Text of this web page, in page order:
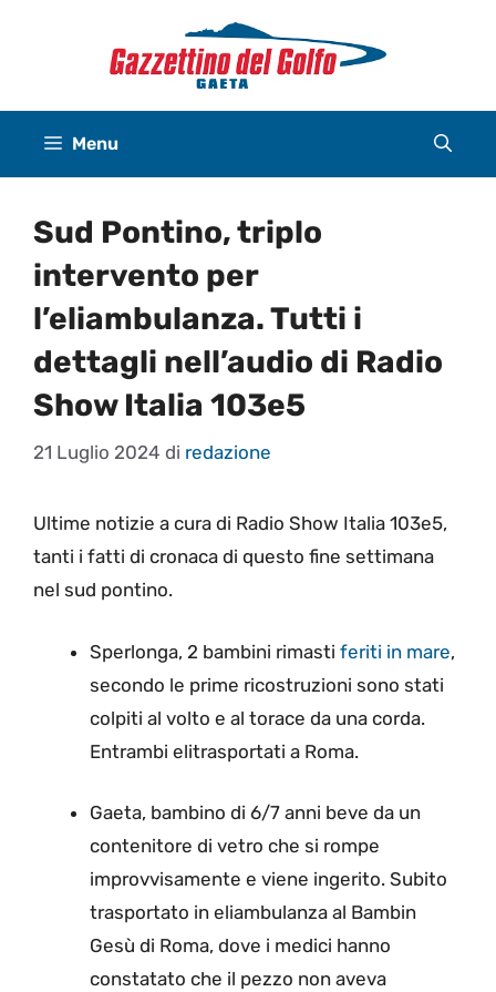
Menu
Sud Pontino, triplo
intervento per
l’eliambulanza. Tutti i
dettagli nell’audio di Radio
Show Italia 103e5
21 Luglio 2024 di redazione
Ultime notizie a cura di Radio Show Italia 103e5,
tanti i fatti di cronaca di questo fine settimana
nel sud pontino.
Sperlonga, 2 bambini rimasti feriti in mare,
secondo le prime ricostruzioni sono stati
colpiti al volto e al torace da una corda.
Entrambi elitrasportati a Roma.
Gaeta, bambino di 6/7 anni beve da un
contenitore di vetro che si rompe
improvvisamente e viene ingerito. Subito
trasportato in eliambulanza al Bambin
Gesù di Roma, dove i medici hanno
constatato che il pezzo non aveva